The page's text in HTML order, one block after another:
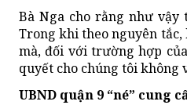
Bà Nga cho rằng như
Trong khi theo nguyên
mà, đối với trường hợp
quyết cho chúng tôi không
UBND quận 9 “né” cung